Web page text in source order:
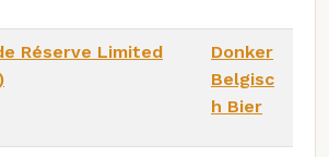
Réserve Limited
Donker
Belgisc
h Bier